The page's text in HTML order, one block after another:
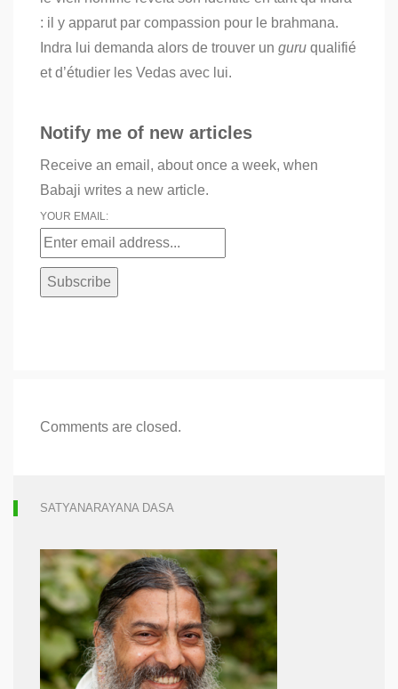
: il y apparut par compassion pour le brahmana.
Indra lui demanda alors de trouver un guru qualifié
et d’étudier les Vedas avec lui.
Notify me of new articles
Receive an email, about once a week, when
Babaji writes a new article.
YOUR EMAIL:
Comments are closed.
SATYANARAYANA DASA